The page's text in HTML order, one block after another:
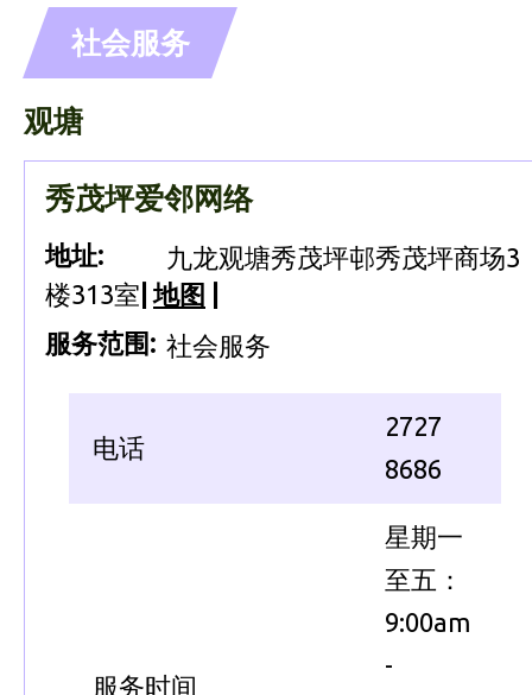
社会服务
观塘
秀茂坪爱邻网络
地址:
九龙观塘秀茂坪邨秀茂坪商场3
楼313室 地图
服务范围: 社会服务
电话
2727
8686
服务时间
星期一
至五：
9:00am
-